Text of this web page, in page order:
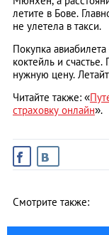
летите в Бове.
не улетела в такси.
Покупка
коктейль и
нужную цену.
Читайте также: «
страховку онлайн».
Смотрите также: